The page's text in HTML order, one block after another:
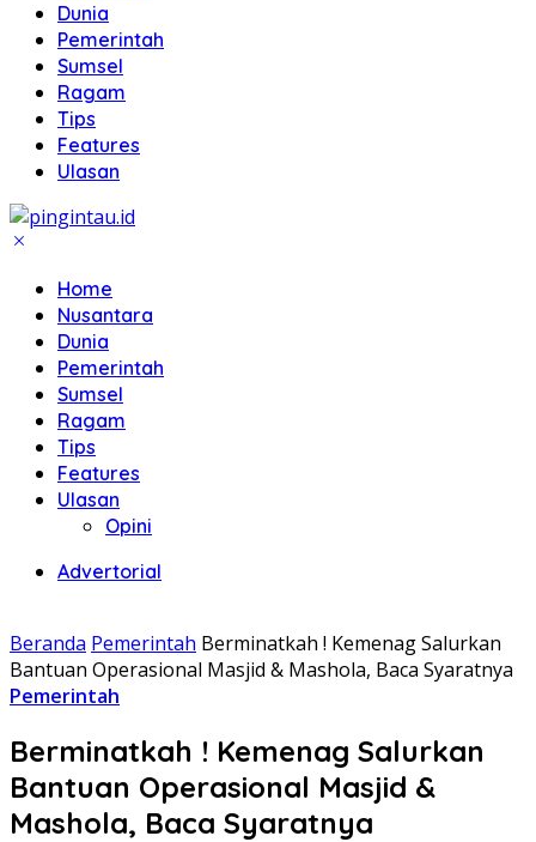
Dunia
Pemerintah
Sumsel
Ragam
Tips
Features
Ulasan
Home
Nusantara
Dunia
Pemerintah
Sumsel
Ragam
Tips
Features
Ulasan
Opini
Advertorial
Beranda Pemerintah Berminatkah ! Kemenag Salurkan
Bantuan Operasional Masjid & Mashola, Baca Syaratnya
Pemerintah
Berminatkah ! Kemenag Salurkan
Bantuan Operasional Masjid &
Mashola, Baca Syaratnya